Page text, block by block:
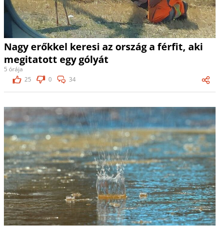
Nagy erőkkel keresi az ország a férfit, aki
megitatott egy gólyát
5 órája
25
0 34